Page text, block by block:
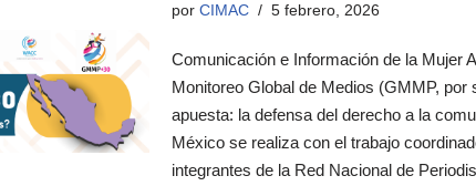
por CIMAC 5 febrero, 2026
Comunicación e Información de la Mujer
Monitoreo Global de Medios (GMMP,
apuesta: la defensa del derecho a la
México se realiza con el trabajo
integrantes de la Red Nacional de